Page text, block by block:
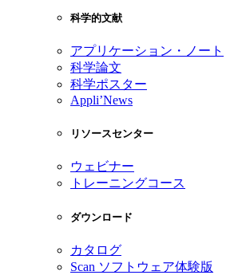
科学的文献
アプリケーション・ノート
科学論文
科学ポスター
Appli’News
リソースセンター
ウェビナー
トレーニングコース
ダウンロード
カタログ
Scan ソフトウェア体験版